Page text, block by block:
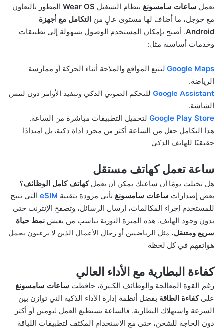
تعمل ساعات سامسونغ بنظام التشغيل Wear OS المطور بالتعاون
مع جوجل، ما أضاف لها مستوى عالٍ من التكامل مع أجهزة
Android. أصبح بإمكان المستخدم الوصول بسهولة إلى تطبيقات
وخدمات أساسية مثل:
Google Maps لتتبع المواقع والملاحة أثناء الحركة أو ممارسة
الرياضة.
Google Assistant للتحكم الصوتي الذكي وتنفيذ الأوامر دون لمس
الشاشة.
Google Play Store لتحميل التطبيقات مباشرة من الساعة.
هذا التكامل جعل من الساعة أكثر من مجرد أداة ذكية، بل امتدادًا
حقيقيًا للهاتف الذكي
ساعة تعمل كهاتف مستقل
هل تخيلت يومًا أن ساعتك يمكن أن تعملكهاتف كامل الوظائف؟
بعض إصدارات ساعات سامسونغ تأتي مزودة بتقنية eSIM التي تتيح
للمستخدم إجراء المكالمات، إرسال الرسائل، وتصفح الإنترنت حتى
بدون وجود الهاتف. هذه الميزة الثورية تناسب من يعيش نمط حياة
سريع ومتنقل، مثل الرياضيين أو رجال الأعمال الذين لا يرغبون بحمل
هواتفهم في كل لحظة
كفاءة البطارية مع الأداء العالي
رغم القوة المعالجة والوظائف الكثيرة، حافظت ساعات سامسونغ
علىكفاءة الطاقة بفضل أنظمة إدارة الأداء الذكية التي توازن بين
السرعة واستهلاك البطارية. فالساعة تستطيع العمل ليومين أو أكثر
دون الحاجة للشحن، حتى مع الاستخدام المكثف لتطبيقات اللياقة